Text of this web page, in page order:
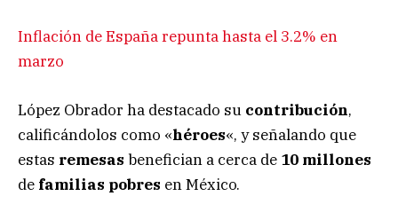
Inflación de España repunta hasta el 3.2% en
marzo
López Obrador ha destacado su contribución,
calificándolos como «héroes«, y señalando que
estas remesas benefician a cerca de 10 millones
de familias pobres en México.